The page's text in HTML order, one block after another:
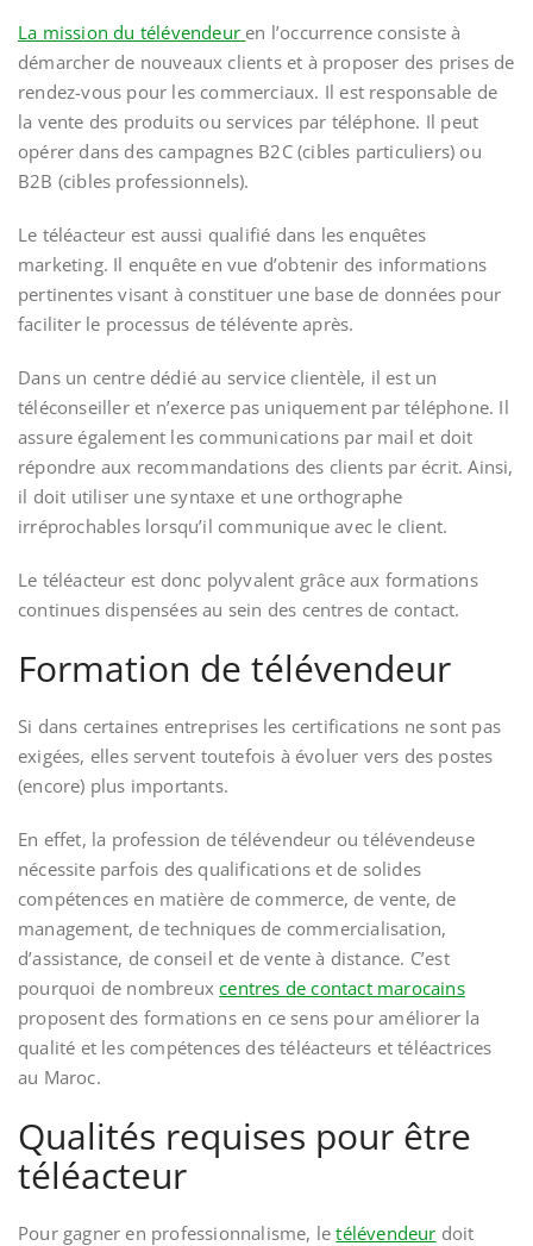
La mission du télévendeur en l’occurrence consiste à
démarcher de nouveaux clients et à proposer des prises de
rendez-vous pour les commerciaux. Il est responsable de
la vente des produits ou services par téléphone. Il peut
opérer dans des campagnes B2C (cibles particuliers) ou
B2B (cibles professionnels).
Le téléacteur est aussi qualifié dans les enquêtes
marketing. Il enquête en vue d’obtenir des informations
pertinentes visant à constituer une base de données pour
faciliter le processus de télévente après.
Dans un centre dédié au service clientèle, il est un
téléconseiller et n’exerce pas uniquement par téléphone. Il
assure également les communications par mail et doit
répondre aux recommandations des clients par écrit. Ainsi,
il doit utiliser une syntaxe et une orthographe
irréprochables lorsqu’il communique avec le client.
Le téléacteur est donc polyvalent grâce aux formations
continues dispensées au sein des centres de contact.
Formation de télévendeur
Si dans certaines entreprises les certifications ne sont pas
exigées, elles servent toutefois à évoluer vers des postes
(encore) plus importants.
En effet, la profession de télévendeur ou télévendeuse
nécessite parfois des qualifications et de solides
compétences en matière de commerce, de vente, de
management, de techniques de commercialisation,
d’assistance, de conseil et de vente à distance. C’est
pourquoi de nombreuxcentres de contact marocains
proposent des formations en ce sens pour améliorer la
qualité et les compétences des téléacteurs et téléactrices
au Maroc.
Qualités requises pour être
téléacteur
Pour gagner en professionnalisme, letélévendeur doit